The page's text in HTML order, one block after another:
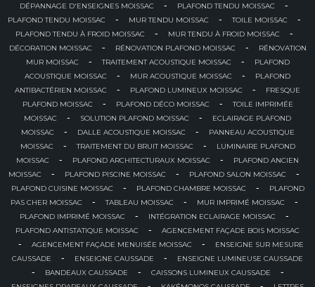
DÉPANNAGE D'ENSEIGNES MOISSAC - PLAFOND TENDU MOISSAC -
PLAFOND TENDU MOISSAC - MUR TENDU MOISSAC - TOILE MOISSAC -
PLAFOND TENDU À FROID MOISSAC - MUR TENDU À FROID MOISSAC -
DÉCORATION MOISSAC - RÉNOVATION PLAFOND MOISSAC -
RÉNOVATION
MUR MOISSAC
- TRAITEMENT ACOUSTIQUE MOISSAC -
PLAFOND
ACOUSTIQUE MOISSAC
- MUR ACOUSTIQUE MOISSAC -
PLAFOND
ANTIBACTÉRIEN MOISSAC
- PLAFOND LUMINEUX MOISSAC -
FRESQUE
PLAFOND MOISSAC
- PLAFOND DÉCO MOISSAC -
TOILE IMPRIMÉE
MOISSAC
- SOLUTION PLAFOND MOISSAC -
ECLAIRAGE PLAFOND
MOISSAC
- DALLE ACOUSTIQUE MOISSAC -
PANNEAU ACOUSTIQUE
MOISSAC
- TRAITEMENT DU BRUIT MOISSAC -
LUMINAIRE PLAFOND
MOISSAC
- PLAFOND ARCHITECTURAUX MOISSAC -
PLAFOND ANCIEN
MOISSAC
- PLAFOND PISCINE MOISSAC - PLAFOND SALON MOISSAC -
PLAFOND CUISINE MOISSAC - PLAFOND CHAMBRE MOISSAC -
PLAFOND
PAS CHER MOISSAC
- TABLEAU MOISSAC - MUR IMPRIMÉ MOISSAC -
PLAFOND IMPRIMÉ MOISSAC - INTÉGRATION ECLAIRAGE MOISSAC -
PLAFOND ANTISTATIQUE MOISSAC - AGENCEMENT FAÇADE BOIS MOISSAC
- AGENCEMENT FAÇADE MENUISÉE MOISSAC -
ENSEIGNE SUR MESURE
CAUSSADE
- ENSEIGNE CAUSSADE - ENSEIGNE LUMINEUSE CAUSSADE
- BANDEAUX CAUSSADE - CAISSONS LUMINEUX CAUSSADE -